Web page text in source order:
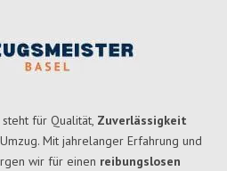
für Qualität, Zuverlässigkeit
Mit jahrelanger Erfahrung und
wir für einen reibungslosen